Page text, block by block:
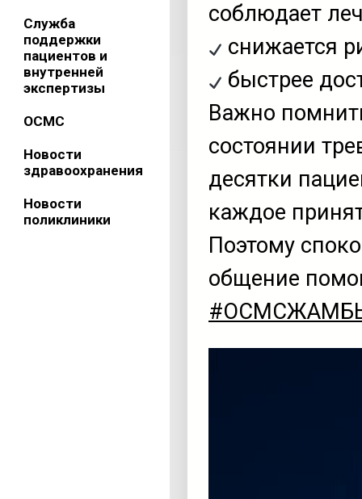
Служба
поддержки
пациентов и
внутренней
экспертизы
ОСМС
Новости
здравоохранения
Новости
поликлиники
соблюдает
снижается
быстрее
Важно
состоянии
десятки
каждое
Поэтому
общение